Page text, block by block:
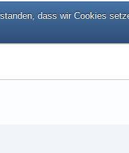
dass wir Cookies